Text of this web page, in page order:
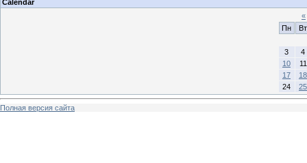
Calendar
«
Пн
Вт
3
4
10
11
17
18
24
25
Полная версия сайта